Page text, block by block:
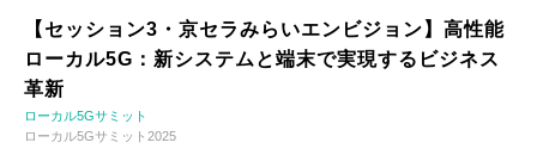
【セッション3・京セラみらいエンビジョン】高性能
ローカル5G：新システムと端末で実現するビジネス
革新
ローカル5Gサミット
ローカル5Gサミット2025